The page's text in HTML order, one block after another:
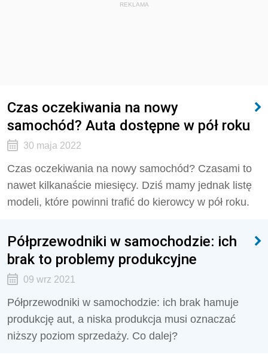
REKLAMA
Czas oczekiwania na nowy
samochód? Auta dostępne w pół roku
30 maja 2022
Czas oczekiwania na nowy samochód? Czasami to
nawet kilkanaście miesięcy. Dziś mamy jednak listę
modeli, które powinni trafić do kierowcy w pół roku.
Półprzewodniki w samochodzie: ich
brak to problemy produkcyjne
09 wrz 2021
Półprzewodniki w samochodzie: ich brak hamuje
produkcję aut, a niska produkcja musi oznaczać
niższy poziom sprzedaży. Co dalej?